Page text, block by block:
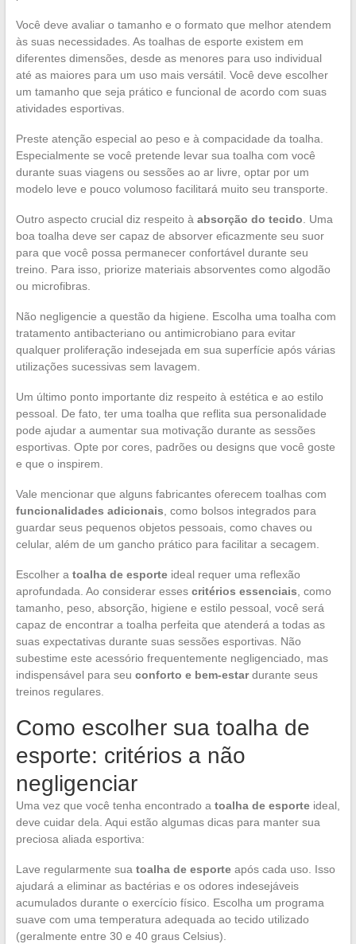
Você deve avaliar o tamanho e o formato que melhor atendem
às suas necessidades. As toalhas de esporte existem em
diferentes dimensões, desde as menores para uso individual
até as maiores para um uso mais versátil. Você deve escolher
um tamanho que seja prático e funcional de acordo com suas
atividades esportivas.
Preste atenção especial ao peso e à compacidade da toalha.
Especialmente se você pretende levar sua toalha com você
durante suas viagens ou sessões ao ar livre, optar por um
modelo leve e pouco volumoso facilitará muito seu transporte.
Outro aspecto crucial diz respeito à absorção do tecido . Uma
boa toalha deve ser capaz de absorver eficazmente seu suor
para que você possa permanecer confortável durante seu
treino. Para isso, priorize materiais absorventes como algodão
ou microfibras.
Não negligencie a questão da higiene. Escolha uma toalha com
tratamento antibacteriano ou antimicrobiano para evitar
qualquer proliferação indesejada em sua superfície após várias
utilizações sucessivas sem lavagem.
Um último ponto importante diz respeito à estética e ao estilo
pessoal. De fato, ter uma toalha que reflita sua personalidade
pode ajudar a aumentar sua motivação durante as sessões
esportivas. Opte por cores, padrões ou designs que você goste
e que o inspirem.
Vale mencionar que alguns fabricantes oferecem toalhas com
funcionalidades adicionais , como bolsos integrados para
guardar seus pequenos objetos pessoais, como chaves ou
celular, além de um gancho prático para facilitar a secagem.
Escolher a toalha de esporteideal requer uma reflexão
aprofundada. Ao considerar esses critérios essenciais , como
tamanho, peso, absorção, higiene e estilo pessoal, você será
capaz de encontrar a toalha perfeita que atenderá a todas as
suas expectativas durante suas sessões esportivas. Não
subestime este acessório frequentemente negligenciado, mas
indispensável para seu conforto e bem-estardurante seus
treinos regulares.
Como escolher sua toalha de
esporte: critérios a não
negligenciar
Uma vez que você tenha encontrado a toalha de esporteideal,
deve cuidar dela. Aqui estão algumas dicas para manter sua
preciosa aliada esportiva:
Lave regularmente sua toalha de esporteapós cada uso. Isso
ajudará a eliminar as bactérias e os odores indesejáveis
acumulados durante o exercício físico. Escolha um programa
suave com uma temperatura adequada ao tecido utilizado
(geralmente entre 30 e 40 graus Celsius).